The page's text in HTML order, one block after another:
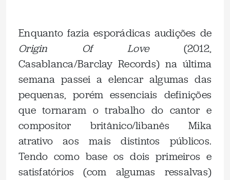
Enquanto fazia esporádicas audições de
Origin Of Love(2012,
Casablanca/Barclay Records) na última
semana passei a elencar algumas das
pequenas, porém essenciais definições
que tornaram o trabalho do cantor e
compositor britânico/libanês Mika
atrativo aos mais distintos públicos.
Tendo como base os dois primeiros e
satisfatórios (com algumas ressalvas)